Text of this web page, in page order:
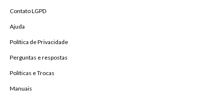
Contato LGPD
Ajuda
Política de Privacidade
Perguntas e respostas
Políticas e Trocas
Manuais